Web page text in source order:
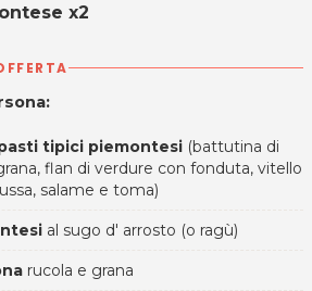
x2
tipici piemontesi (battutina di
flan di verdure con fonduta, vitello
salame e toma)
al sugo d' arrosto (o ragù)
rucola e grana